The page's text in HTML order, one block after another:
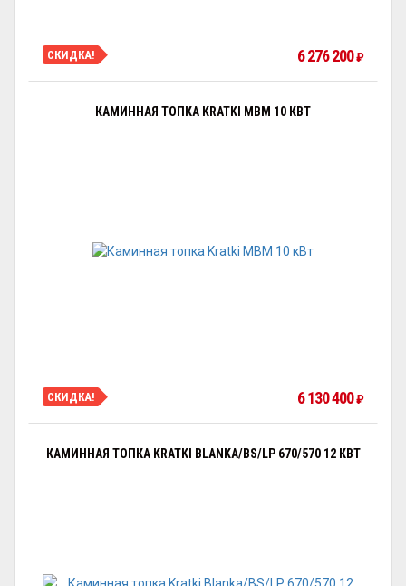
СКИДКА! 6 276 200₽
КАМИННАЯ ТОПКА KRATKI MBM 10 КВТ
СКИДКА! 6 130 400₽
КАМИННАЯ ТОПКА KRATKI BLANKA/BS/LP 670/570 12 КВТ